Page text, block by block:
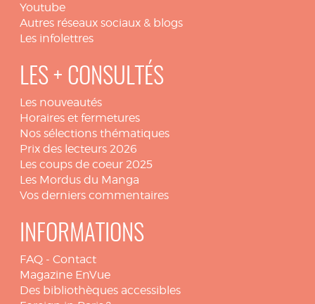
Youtube
Autres réseaux sociaux & blogs
Les infolettres
LES + CONSULTÉS
Les nouveautés
Horaires et fermetures
Nos sélections thématiques
Prix des lecteurs 2026
Les coups de coeur 2025
Les Mordus du Manga
Vos derniers commentaires
INFORMATIONS
FAQ - Contact
Magazine EnVue
Des bibliothèques accessibles